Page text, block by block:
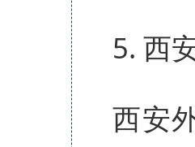
5. 西
西安